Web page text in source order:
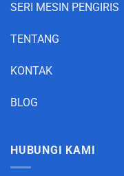
SERI MESIN PENGIRIS
TENTANG
KONTAK
BLOG
HUBUNGI KAMI